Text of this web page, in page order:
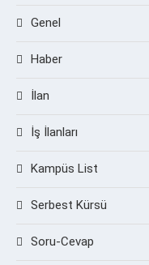
Genel
Haber
İlan
İş İlanları
Kampüs List
Serbest Kürsü
Soru-Cevap